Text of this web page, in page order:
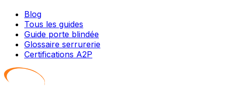
Blog
Tous les guides
Guide porte blindée
Glossaire serrurerie
Certifications A2P